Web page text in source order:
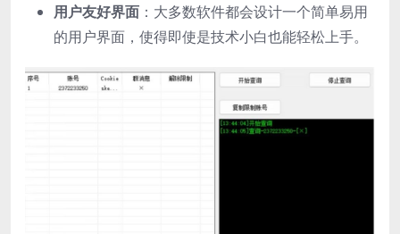
用户友好界面 ：大多数软件都会设计一个简单易用
的用户界面，使得即使是技术小白也能轻松上手。